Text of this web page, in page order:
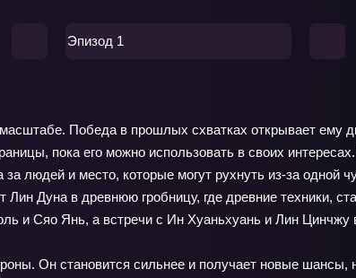
Эпизод 1
Победа в прошлых схватках открывает ему
пока его можно использовать в своих
людей и место, которые могут рухнуть из-за одной
Дуна в древнюю гробницу, где древние техники,
и Сяо Янь, а встречи с Ин Хуаньхуань и Лин Цинчжу
Он становится сильнее и получает новые шансы,